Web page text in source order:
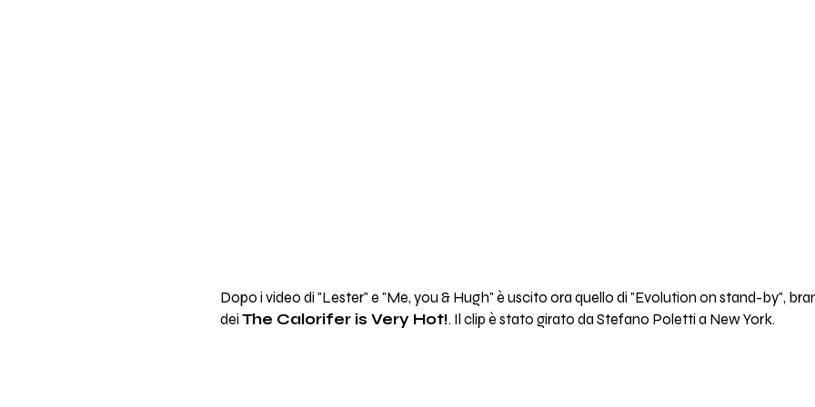
Dopo i video di "Lester" e "Me, you & Hugh" è uscito ora quello di "Evolution on stand-by",
dei The Calorifer is Very Hot!. Il clip è stato girato da Stefano Poletti a New York.